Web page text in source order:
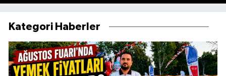
Kategori Haberler